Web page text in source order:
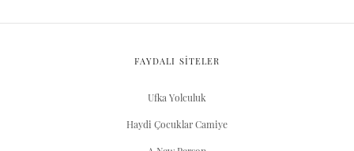
FAYDALI SİTELER
Ufka Yolculuk
Haydi Çocuklar Camiye